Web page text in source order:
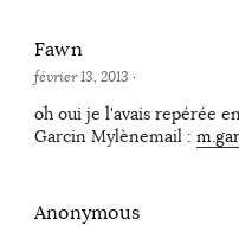
Fawn
février 13, 2013 ·
oh oui je l'avais repérée
Garcin Mylènemail :
Anonymous